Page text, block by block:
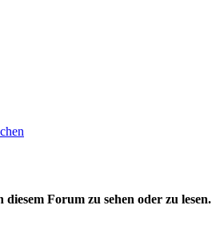
Forum zu sehen oder zu lesen.